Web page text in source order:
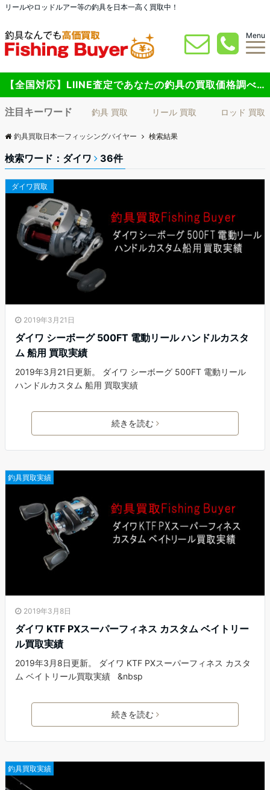
リールやロッドルアー等の釣具を日本一高く買取中！
Menu
【全国対応】LIINE査定であなたの釣具の買取価格調べてみませんか？
注目キーワード 釣具 買取 リール 買取 ロッド 買取
釣具買取日本一フィッシングバイヤー 検索結果
検索ワード：ダイワ 36件
ダイワ買取
2019年3月21日
ダイワ シーボーグ 500FT 電動リール ハンドルカスタ
ム 船用 買取実績
2019年3月21日更新。 ダイワ シーボーグ 500FT 電動リール
ハンドルカスタム 船用 買取実績
続きを読む
釣具買取実績
2019年3月8日
ダイワ KTF PXスーパーフィネス カスタム ベイトリー
ル買取実績
2019年3月8日更新。 ダイワ KTF PXスーパーフィネス カスタ
ム ベイトリール買取実績 &nbsp
続きを読む
釣具買取実績